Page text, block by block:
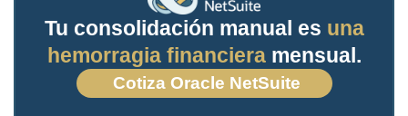
Tu consolidación manual es una
hemorragia financieramensual.
Cotiza Oracle NetSuite